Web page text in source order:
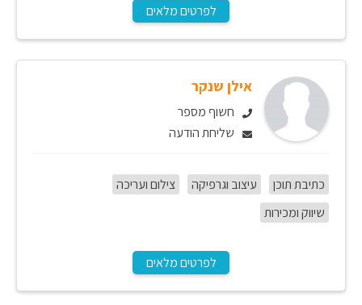
לפרטים מלאים
אילן שנקר
חשוף מספר
שליחת הודעה
כתיבת תוכן עיצוב וגרפיקה
צילום ועריכה
שיווק ומכירות
לפרטים מלאים